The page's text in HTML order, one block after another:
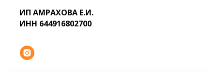
ИП АМРАХОВА Е.И.
ИНН 644916802700